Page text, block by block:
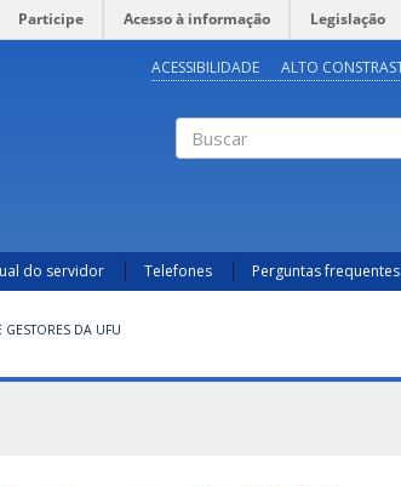
Participe Acesso à informação Legislação
ACESSIBILIDADE ALTO
do servidor Telefones Perguntas frequentes
DA UFU